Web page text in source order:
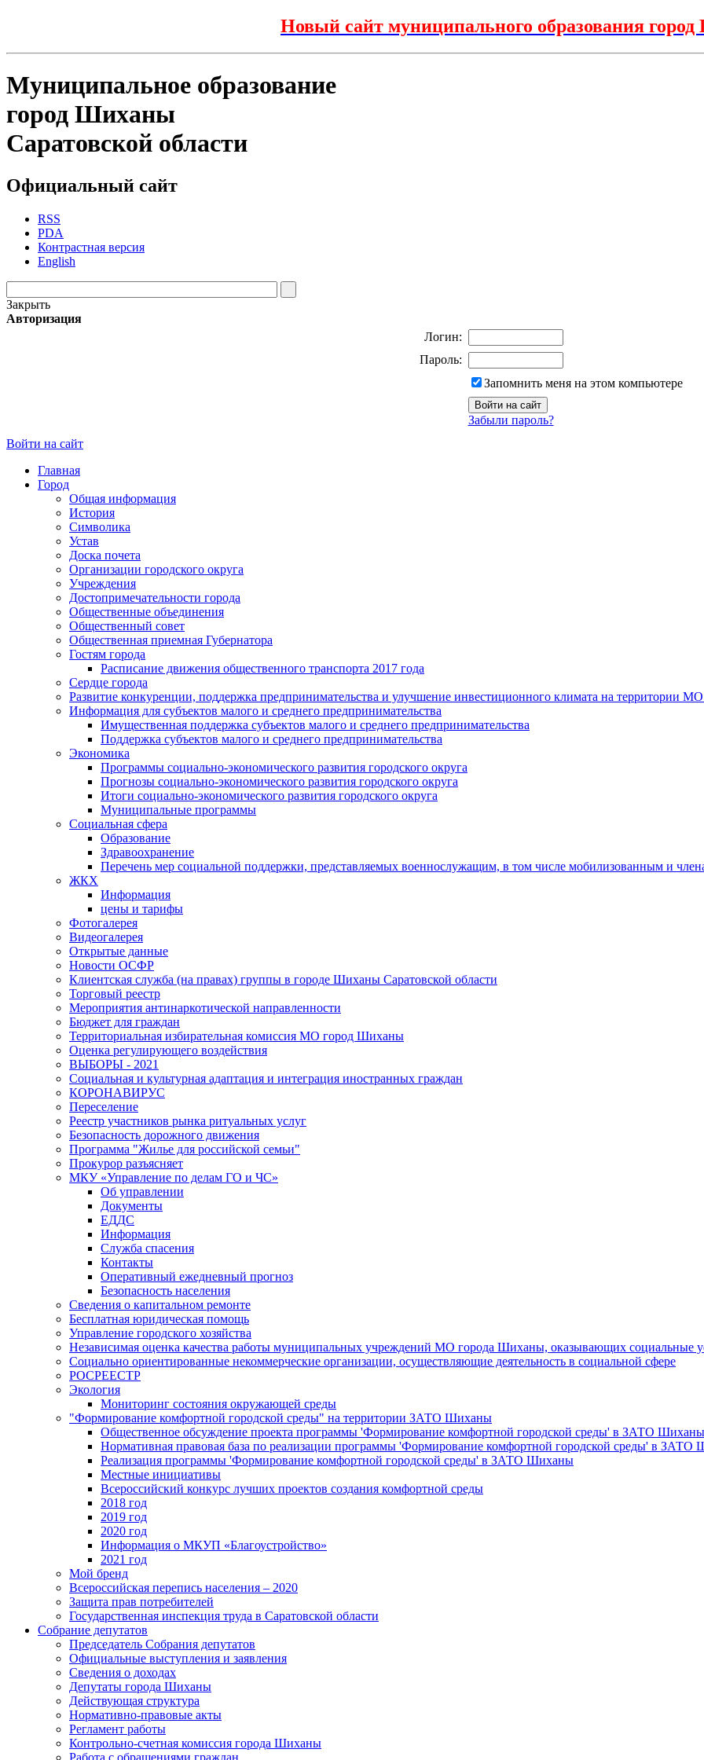
Новый сайт муниципального образования
Муниципальное образование
город Шиханы
Саратовской области
Официальный сайт
RSS
PDA
Контрастная версия
English
Закрыть
Авторизация
Логин:
Пароль:
Запомнить меня на этом компьютере
Забыли пароль?
Войти на сайт
Главная
Город
Общая информация
История
Символика
Устав
Доска почета
Организации городского округа
Учреждения
Достопримечательности города
Общественные объединения
Общественный совет
Общественная приемная Губернатора
Гостям города
Расписание движения общественного транспорта 2017 года
Сердце города
Развитие конкуренции, поддержка предпринимательства и улучшение инвестиционного климата на территории
Информация для субъектов малого и среднего предпринимательства
Имущественная поддержка субъектов малого и среднего предпринимательства
Поддержка субъектов малого и среднего предпринимательства
Экономика
Программы социально-экономического развития городского округа
Прогнозы социально-экономического развития городского округа
Итоги социально-экономического развития городского округа
Муниципальные программы
Социальная сфера
Образование
Здравоохранение
Перечень мер социальной поддержки, представляемых военнослужащим, в том числе мобилизованным и
ЖКХ
Информация
цены и тарифы
Фотогалерея
Видеогалерея
Открытые данные
Новости ОСФР
Клиентская служба (на правах) группы в городе Шиханы Саратовской области
Торговый реестр
Мероприятия антинаркотической направленности
Бюджет для граждан
Территориальная избирательная комиссия МО город Шиханы
Оценка регулирующего воздействия
ВЫБОРЫ - 2021
Социальная и культурная адаптация и интеграция иностранных граждан
КОРОНАВИРУС
Переселение
Реестр участников рынка ритуальных услуг
Безопасность дорожного движения
Программа "Жилье для российской семьи"
Прокурор разъясняет
МКУ «Управление по делам ГО и ЧС»
Об управлении
Документы
ЕДДС
Информация
Служба спасения
Контакты
Оперативный ежедневный прогноз
Безопасность населения
Сведения о капитальном ремонте
Бесплатная юридическая помощь
Управление городского хозяйства
Независимая оценка качества работы муниципальных учреждений МО города Шиханы, оказывающих социальные
Социально ориентированные некоммерческие организации, осуществляющие деятельность в социальной сфере
РОСРЕЕСТР
Экология
Мониторинг состояния окружающей среды
"Формирование комфортной городской среды" на территории ЗАТО Шиханы
Общественное обсуждение проекта программы 'Формирование комфортной городской среды' в ЗАТО Шиханы
Нормативная правовая база по реализации программы 'Формирование комфортной городской среды' в ЗАТО
Реализация программы 'Формирование комфортной городской среды' в ЗАТО Шиханы
Местные инициативы
Всероссийский конкурс лучших проектов создания комфортной среды
2018 год
2019 год
2020 год
Информация о МКУП «Благоустройство»
2021 год
Мой бренд
Всероссийская перепись населения – 2020
Защита прав потребителей
Государственная инспекция труда в Саратовской области
Собрание депутатов
Председатель Собрания депутатов
Официальные выступления и заявления
Сведения о доходах
Депутаты города Шиханы
Действующая структура
Нормативно-правовые акты
Регламент работы
Контрольно-счетная комиссия города Шиханы
Работа с обращениями граждан